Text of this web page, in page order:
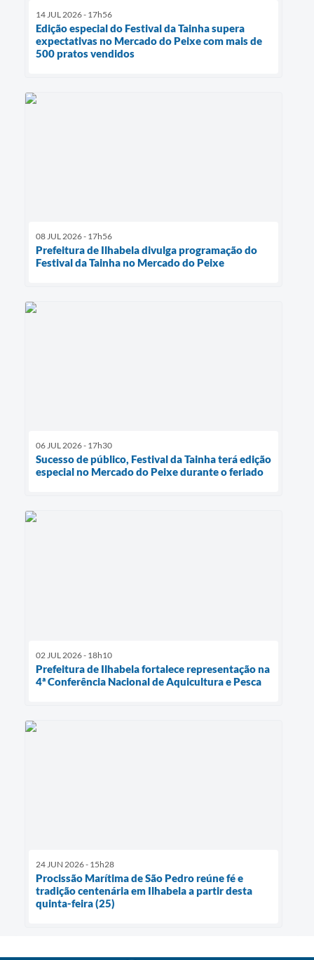
14 JUL 2026 - 17h56
Edição especial do Festival da Tainha supera
expectativas no Mercado do Peixe com mais de
500 pratos vendidos
08 JUL 2026 - 17h56
Prefeitura de Ilhabela divulga programação do
Festival da Tainha no Mercado do Peixe
06 JUL 2026 - 17h30
Sucesso de público, Festival da Tainha terá edição
especial no Mercado do Peixe durante o feriado
02 JUL 2026 - 18h10
Prefeitura de Ilhabela fortalece representação na
4ª Conferência Nacional de Aquicultura e Pesca
24 JUN 2026 - 15h28
Procissão Marítima de São Pedro reúne fé e
tradição centenária em Ilhabela a partir desta
quinta-feira (25)